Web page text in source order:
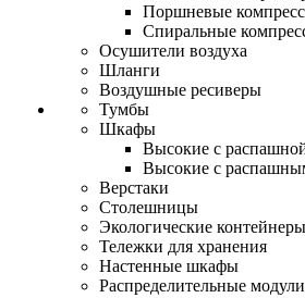
Поршневые
Спиральные
Осушители воздуха
Шланги
Воздушные ресиверы
Тумбы
Шкафы
Высокие с
Высокие с
Верстаки
Столешницы
Экологические контейнеры
Тележки для хранения
Настенные шкафы
Распределительные модули